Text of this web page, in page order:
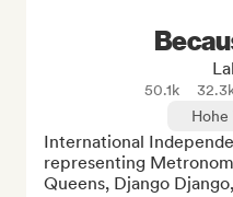
50.1k
Hohe
International
representing
Queens, Django